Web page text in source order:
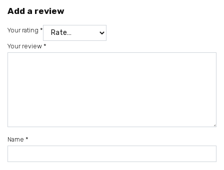
Add a review
Your rating *
Your review *
Name *